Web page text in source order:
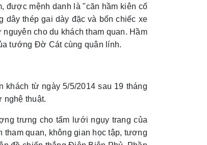
được mệnh danh là "căn hầm kiên cố
dây thép gai dày đặc và bốn chiếc xe
cho du khách tham quan. Hầm
tướng Đờ Cát cùng quân lính.
từ ngày 5/5/2014 sau 19 tháng
nghệ thuật.
trưng cho tấm lưới ngụy trang của
tham quan, không gian học tập, tương